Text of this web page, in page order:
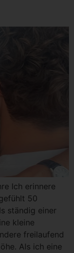
Ich erinnere
50
ständig einer
kleine
freilaufend
Als ich eine